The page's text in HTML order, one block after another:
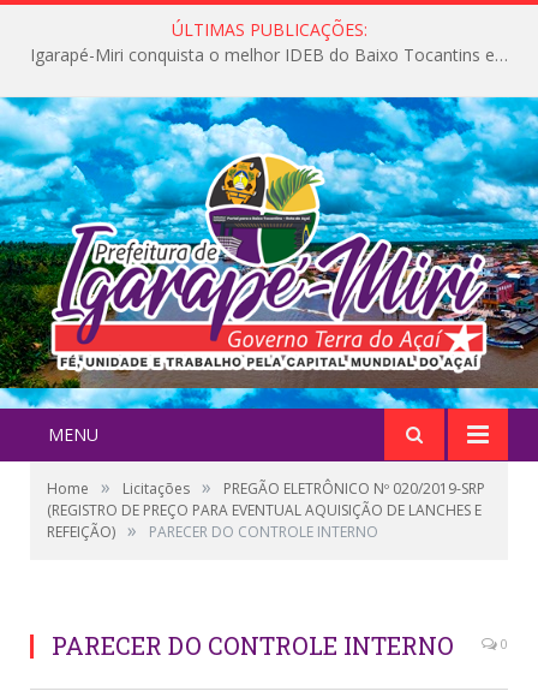
ÚLTIMAS PUBLICAÇÕES:
Igarapé-Miri conquista o melhor IDEB do Baixo Tocantins e avança na qualidade da educação pública
MENU
Home » Licitações »
PREGÃO ELETRÔNICO Nº 020/2019-SRP
(REGISTRO DE PREÇO PARA EVENTUAL AQUISIÇÃO DE LANCHES E
REFEIÇÃO) » PARECER DO CONTROLE INTERNO
PARECER DO CONTROLE INTERNO 0